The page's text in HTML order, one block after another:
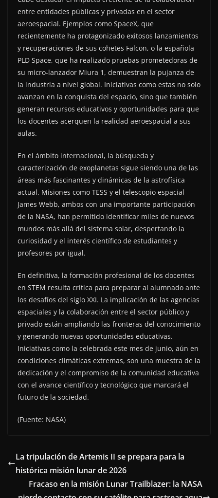
entre entidades públicas y privadas en el sector
aeroespacial. Ejemplos como SpaceX, que
recientemente ha protagonizado exitosos lanzamientos
y recuperaciones de sus cohetes Falcon, o la española
PLD Space, que ha realizado pruebas prometedoras de
su micro-lanzador Miura 1, demuestran la pujanza de
la industria a nivel global. Iniciativas como estas no solo
avanzan en la conquista del espacio, sino que también
generan recursos educativos y oportunidades para que
los docentes acerquen la realidad aeroespacial a sus
aulas.
En el ámbito internacional, la búsqueda y
caracterización de exoplanetas sigue siendo una de las
áreas más fascinantes y dinámicas de la astrofísica
actual. Misiones como TESS y el telescopio espacial
James Webb, ambos con una importante participación
de la NASA, han permitido identificar miles de nuevos
mundos más allá del sistema solar, despertando la
curiosidad y el interés científico de estudiantes y
profesores por igual.
En definitiva, la formación profesional de los docentes
en STEM resulta crítica para preparar al alumnado ante
los desafíos del siglo XXI. La implicación de las agencias
espaciales y la colaboración entre el sector público y
privado están ampliando las fronteras del conocimiento
y generando nuevas oportunidades educativas.
Iniciativas como la celebrada este mes de junio, aún en
condiciones climáticas extremas, son una muestra de la
dedicación y el compromiso de la comunidad educativa
con el avance científico y tecnológico que marcará el
futuro de la sociedad.
(Fuente: NASA)
La tripulación de Artemis II se prepara para la
histórica misión lunar de 2026
Fracaso en la misión Lunar Trailblazer: la NASA